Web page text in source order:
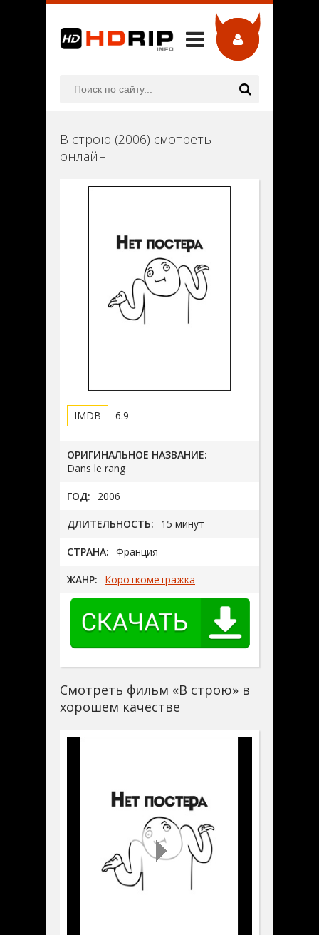
В строю (2006) смотреть
онлайн
6.9
ОРИГИНАЛЬНОЕ НАЗВАНИЕ:
Dans le rang
ГОД: 2006
ДЛИТЕЛЬНОСТЬ: 15 минут
СТРАНА: Франция
ЖАНР: Короткометражка
Смотреть фильм «В строю» в
хорошем качестве